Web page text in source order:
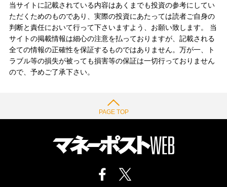
当サイトに記載されている内容はあくまでも投資の参考にしてい
ただくためのものであり、実際の投資にあたっては読者ご自身の
判断と責任において行って下さいますよう、お願い致します。 当
サイトの掲載情報は細心の注意を払っておりますが、記載される
全ての情報の正確性を保証するものではありません。万が一、ト
ラブル等の損失が被っても損害等の保証は一切行っておりません
ので、予めご了承下さい。
PAGE TOP